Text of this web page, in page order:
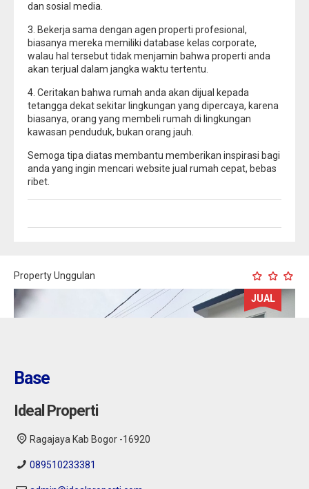
dan sosial media.
3. Bekerja sama dengan agen properti profesional,
biasanya mereka memiliki database kelas corporate,
walau hal tersebut tidak menjamin bahwa properti anda
akan terjual dalam jangka waktu tertentu.
4. Ceritakan bahwa rumah anda akan dijual kepada
tetangga dekat sekitar lingkungan yang dipercaya, karena
biasanya, orang yang membeli rumah di lingkungan
kawasan penduduk, bukan orang jauh.
Semoga tipa diatas membantu memberikan inspirasi bagi
anda yang ingin mencari website jual rumah cepat, bebas
ribet.
Property Unggulan
JUAL
Base
Ideal Properti
Ragajaya Kab Bogor -16920
089510233381